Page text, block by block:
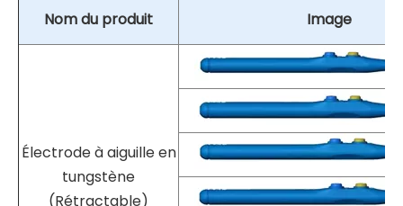
aiguilles en micro-
tungstène
Nom du produit Image